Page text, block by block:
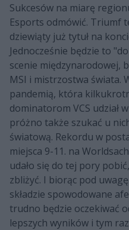
Sukcesów na miarę
Esports odmówić. Triumf
dziewiąty już tytuł na
Jednocześnie będzie to
scenie międzynarodowej,
MSI i mistrzostwa świata.
pandemią, która
dominatorom VCS udział
próżno także szukać u
światową. Rekordu w
miejsca 9-11. na
udało się do tej pory
zbliżyć. I biorąc pod
składzie spowodowane
trudno będzie oczekiwać
lepszych wyników i tym